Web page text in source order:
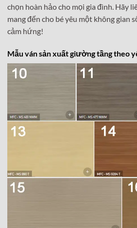
chọn hoàn hảo cho mọi gia đình. Hãy
mang đến cho bé yêu một không gian
cảm hứng!
Mẫu ván sản xuất giường tầng theo